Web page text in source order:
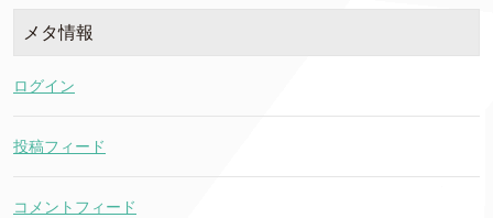
メタ情報
ログイン
投稿フィード
コメントフィード